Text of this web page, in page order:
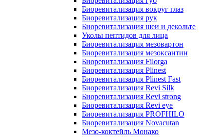
Биоревитализация вокруг глаз
Биоревитализация рук
Биоревитализация шеи и декольте
Уколы пептидов для лица
Биоревитализация мезовартон
Биоревитализация мезоксантин
Биоревитализация Filorga
Биоревитализация Plinest
Биоревитализация Plinest Fast
Биоревитализация Revi Silk
Биоревитализация Revi strong
Биоревитализация Revi eye
Биоревитализация PROFHILO
Биоревитализация Novacutan
Мезо-коктейль Монако